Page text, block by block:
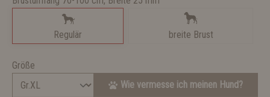
Regulär breite Brust
Größe
Wie vermesse ich meinen Hund?